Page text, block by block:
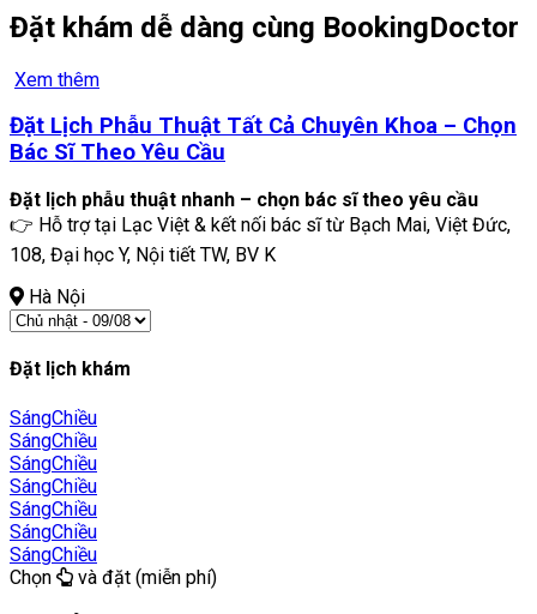
Đặt khám dễ dàng cùng BookingDoctor
Xem thêm
Đặt Lịch Phẫu Thuật Tất Cả Chuyên Khoa – Chọn
Bác Sĩ Theo Yêu Cầu
Đặt lịch phẫu thuật nhanh – chọn bác sĩ theo yêu cầu
👉 Hỗ trợ tại Lạc Việt & kết nối bác sĩ từ Bạch Mai, Việt Đức,
108, Đại học Y, Nội tiết TW, BV K
Hà Nội
Đặt lịch khám
SángChiều
SángChiều
SángChiều
SángChiều
SángChiều
SángChiều
SángChiều
Chọn
và đặt (miễn phí)